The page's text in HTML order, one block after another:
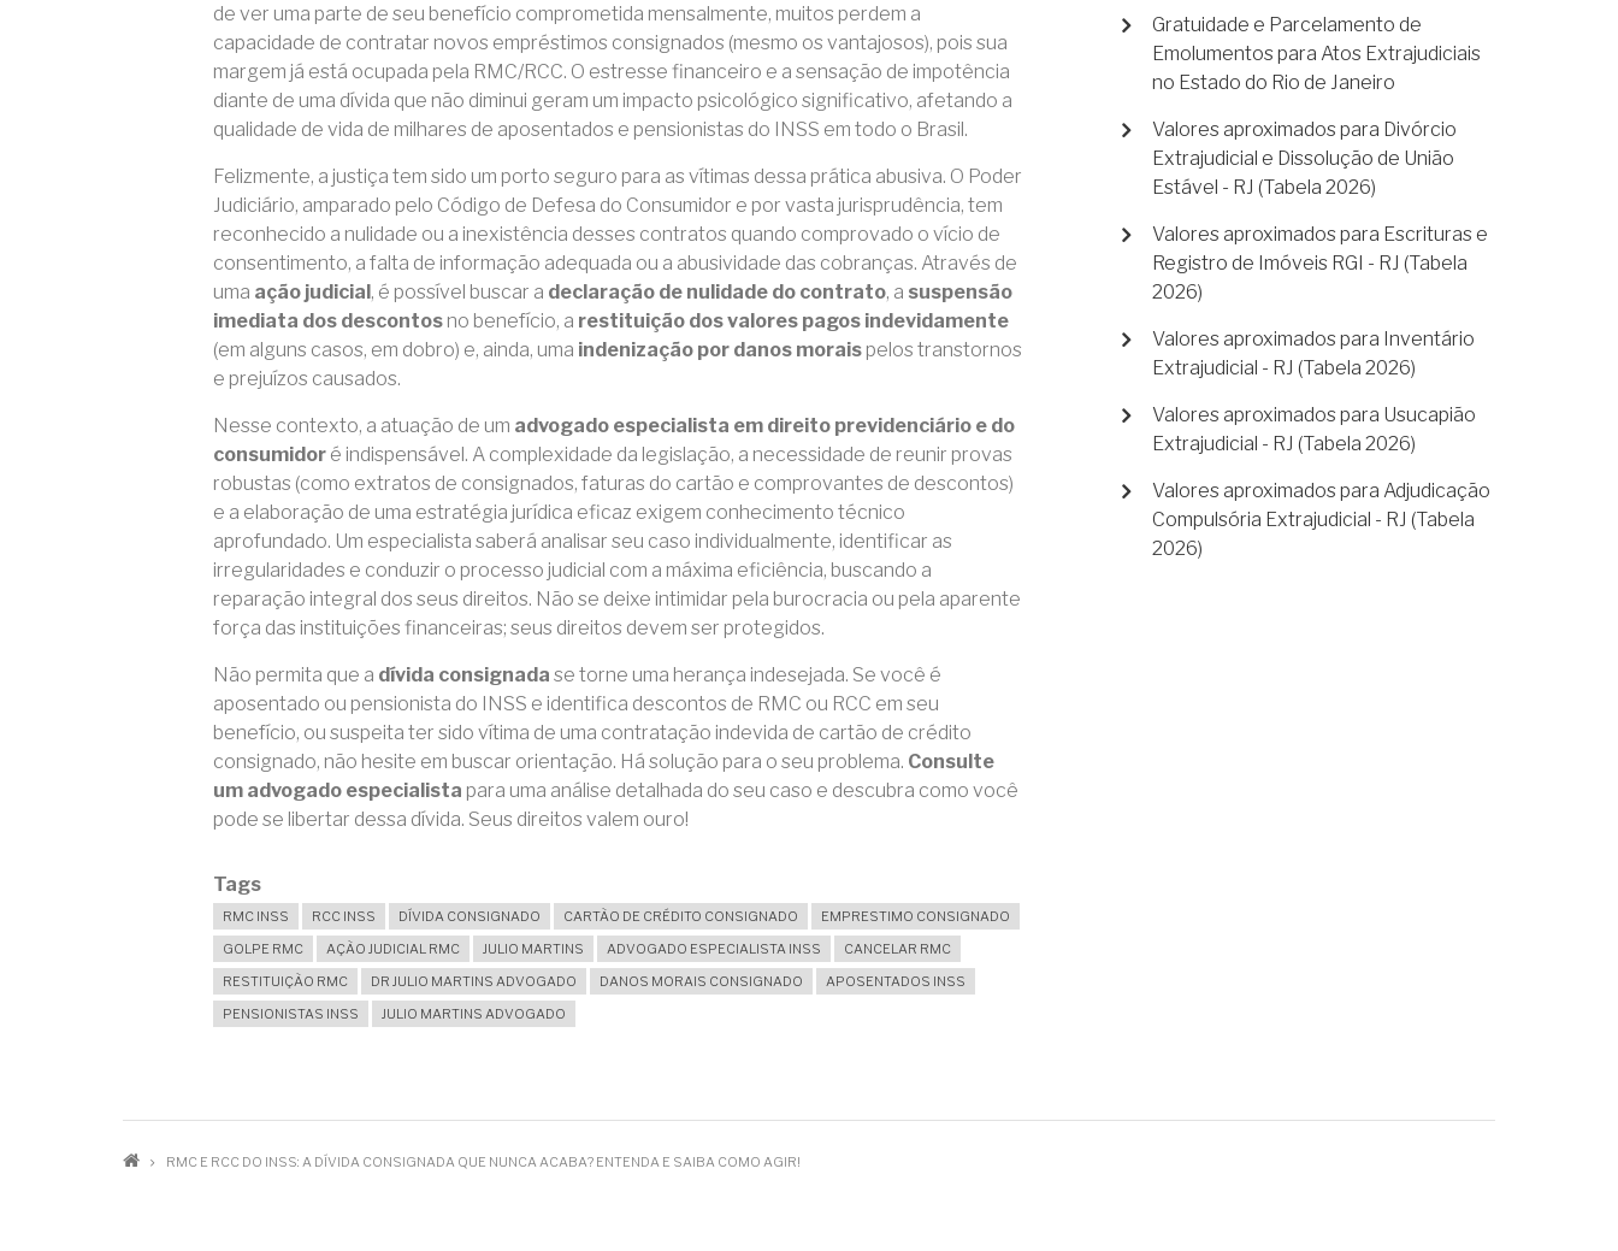
de ver uma parte de seu benefício comprometida mensalmente, muitos perdem a
capacidade de contratar novos empréstimos consignados (mesmo os vantajosos), pois sua
margem já está ocupada pela RMC/RCC. O estresse financeiro e a sensação de impotência
diante de uma dívida que não diminui geram um impacto psicológico significativo, afetando a
qualidade de vida de milhares de aposentados e pensionistas do INSS em todo o Brasil.
Felizmente, a justiça tem sido um porto seguro para as vítimas dessa prática abusiva. O Poder
Judiciário, amparado pelo Código de Defesa do Consumidor e por vasta jurisprudência, tem
reconhecido a nulidade ou a inexistência desses contratos quando comprovado o vício de
consentimento, a falta de informação adequada ou a abusividade das cobranças. Através de
uma ação judicial, é possível buscar a declaração de nulidade do contrato, a suspensão
imediata dos descontos no benefício, a restituição dos valores pagos indevidamente
(em alguns casos, em dobro) e, ainda, uma indenização por danos morais pelos transtornos
e prejuízos causados.
Nesse contexto, a atuação de um advogado especialista em direito previdenciário e do
consumidor é indispensável. A complexidade da legislação, a necessidade de reunir provas
robustas (como extratos de consignados, faturas do cartão e comprovantes de descontos)
e a elaboração de uma estratégia jurídica eficaz exigem conhecimento técnico
aprofundado. Um especialista saberá analisar seu caso individualmente, identificar as
irregularidades e conduzir o processo judicial com a máxima eficiência, buscando a
reparação integral dos seus direitos. Não se deixe intimidar pela burocracia ou pela aparente
força das instituições financeiras; seus direitos devem ser protegidos.
Não permita que a dívida consignada se torne uma herança indesejada. Se você é
aposentado ou pensionista do INSS e identifica descontos de RMC ou RCC em seu
benefício, ou suspeita ter sido vítima de uma contratação indevida de cartão de crédito
consignado, não hesite em buscar orientação. Há solução para o seu problema. Consulte
um advogado especialista para uma análise detalhada do seu caso e descubra como você
pode se libertar dessa dívida. Seus direitos valem ouro!
Tags
RMC INSS RCC INSS DÍVIDA CONSIGNADO CARTÃO DE CRÉDITO CONSIGNADO
EMPRESTIMO CONSIGNADO
GOLPE RMC
AÇÃO JUDICIAL RMC JULIO MARTINS ADVOGADO ESPECIALISTA INSS
CANCELAR RMC
RESTITUIÇÃO RMC
DR JULIO MARTINS ADVOGADO DANOS MORAIS CONSIGNADO
APOSENTADOS INSS
PENSIONISTAS INSS
JULIO MARTINS ADVOGADO
Gratuidade e Parcelamento de
Emolumentos para Atos Extrajudiciais
no Estado do Rio de Janeiro
Valores aproximados para Divórcio
Extrajudicial e Dissolução de União
Estável - RJ (Tabela 2026)
Valores aproximados para Escrituras e
Registro de Imóveis RGI - RJ (Tabela
2026)
Valores aproximados para Inventário
Extrajudicial - RJ (Tabela 2026)
Valores aproximados para Usucapião
Extrajudicial - RJ (Tabela 2026)
Valores aproximados para Adjudicação
Compulsória Extrajudicial - RJ (Tabela
2026)
TRILHA
RMC E RCC DO INSS: A DÍVIDA CONSIGNADA QUE NUNCA ACABA? ENTENDA E SAIBA COMO AGIR!